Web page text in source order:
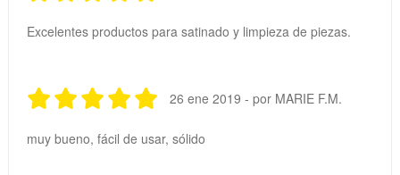
Excelentes productos para satinado y limpieza de piezas.
26 ene 2019 - por MARIE F.M.
muy bueno, fácil de usar, sólido